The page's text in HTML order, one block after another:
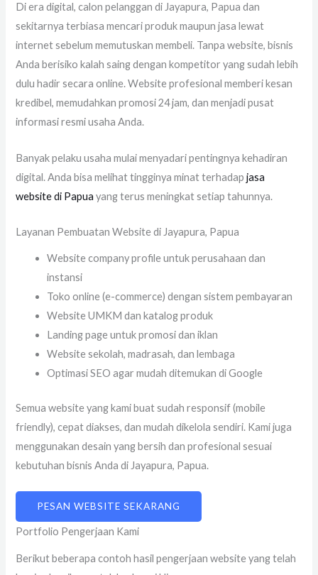
Di era digital, calon pelanggan di Jayapura, Papua dan
sekitarnya terbiasa mencari produk maupun jasa lewat
internet sebelum memutuskan membeli. Tanpa website, bisnis
Anda berisiko kalah saing dengan kompetitor yang sudah lebih
dulu hadir secara online. Website profesional memberi kesan
kredibel, memudahkan promosi 24 jam, dan menjadi pusat
informasi resmi usaha Anda.
Banyak pelaku usaha mulai menyadari pentingnya kehadiran
digital. Anda bisa melihat tingginya minat terhadapjasa
website di Papua yang terus meningkat setiap tahunnya.
Layanan Pembuatan Website di Jayapura, Papua
Website company profile untuk perusahaan dan
instansi
Toko online (e-commerce) dengan sistem pembayaran
Website UMKM dan katalog produk
Landing page untuk promosi dan iklan
Website sekolah, madrasah, dan lembaga
Optimasi SEO agar mudah ditemukan di Google
Semua website yang kami buat sudah responsif (mobile
friendly), cepat diakses, dan mudah dikelola sendiri. Kami juga
menggunakan desain yang bersih dan profesional sesuai
kebutuhan bisnis Anda di Jayapura, Papua.
PESAN WEBSITE SEKARANG
Portfolio Pengerjaan Kami
Berikut beberapa contoh hasil pengerjaan website yang telah